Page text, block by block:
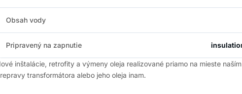
Obsah vody
Pripravený na zapnutie
inštalácie, retrofity a výmeny oleja realizované priamo na mieste
transformátora alebo jeho oleja inam.